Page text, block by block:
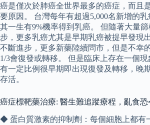
癌是僅次於肺癌全世界最多的癌症，而且
要原因。 台灣每年有超過5,000名新增的
其一生有9%機率得到乳癌。 但隨著大量
步，更多乳癌尤其是早期乳癌被提早發現
不斷進步，更多新藥陸續問市，但是不幸
1/3會復發或轉移。 但是臨床上存在一個
有一定比例很早期即出現復發及轉移，晚
存活。
癌症標靶藥治療: 醫生難追蹤療程，亂食
◆ 蛋白質激素的抑制劑：每個細胞上都有